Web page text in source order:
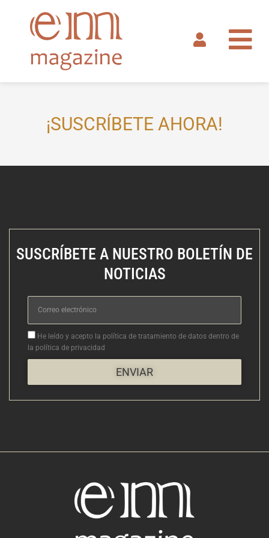
contenido
¡SUSCRÍBETE AHORA!
SUSCRÍBETE A NUESTRO BOLETÍN DE
NOTICIAS
Correo
electrónico
Aceptacion
He leído y acepto la política de tratamiento de datos dentro de
la política de privacidad
ENVIAR